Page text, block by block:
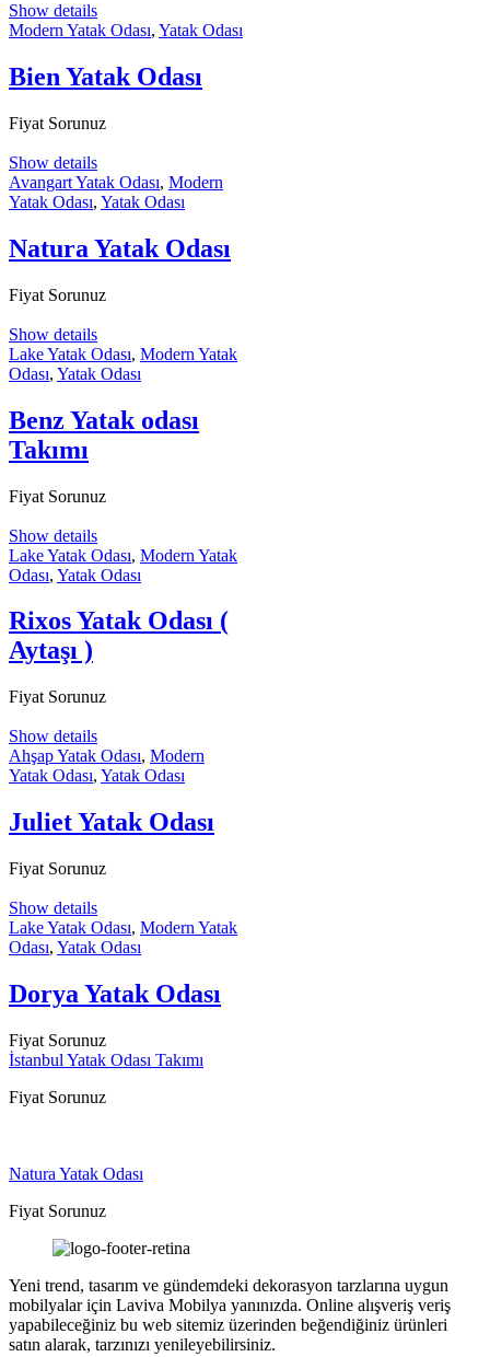
Show details
Modern Yatak Odası, Yatak Odası
Bien Yatak Odası
Fiyat Sorunuz
Show details
Avangart Yatak Odası, Modern
Yatak Odası, Yatak Odası
Natura Yatak Odası
Fiyat Sorunuz
Show details
Lake Yatak Odası, Modern Yatak
Odası, Yatak Odası
Benz Yatak odası
Takımı
Fiyat Sorunuz
Show details
Lake Yatak Odası, Modern Yatak
Odası, Yatak Odası
Rixos Yatak Odası (
Aytaşı )
Fiyat Sorunuz
Show details
Ahşap Yatak Odası, Modern
Yatak Odası, Yatak Odası
Juliet Yatak Odası
Fiyat Sorunuz
Show details
Lake Yatak Odası, Modern Yatak
Odası, Yatak Odası
Dorya Yatak Odası
Fiyat Sorunuz
İstanbul Yatak Odası Takımı
Fiyat Sorunuz
Natura Yatak Odası
Fiyat Sorunuz
Yeni trend, tasarım ve gündemdeki dekorasyon tarzlarına uygun
mobilyalar için Laviva Mobilya yanınızda. Online alışveriş veriş
yapabileceğiniz bu web sitemiz üzerinden beğendiğiniz ürünleri
satın alarak, tarzınızı yenileyebilirsiniz.